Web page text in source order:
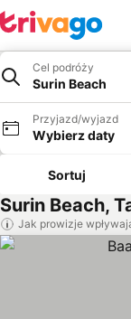
Cel podróży
Surin Beach
Przyjazd/wyjazd
Wybierz daty
Sortuj
Surin Beach,
Jak prowizje